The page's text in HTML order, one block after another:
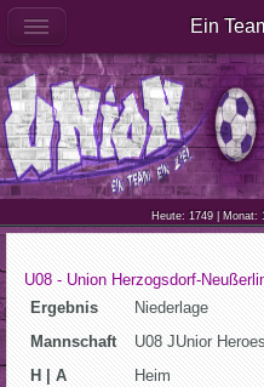
Heute: 1749 | Monat:
U08 - Union Herzogsdorf-
Ergebnis
Niederlage
Mannschaft
U08 JUnior Heroes
H | A
Heim
Ein